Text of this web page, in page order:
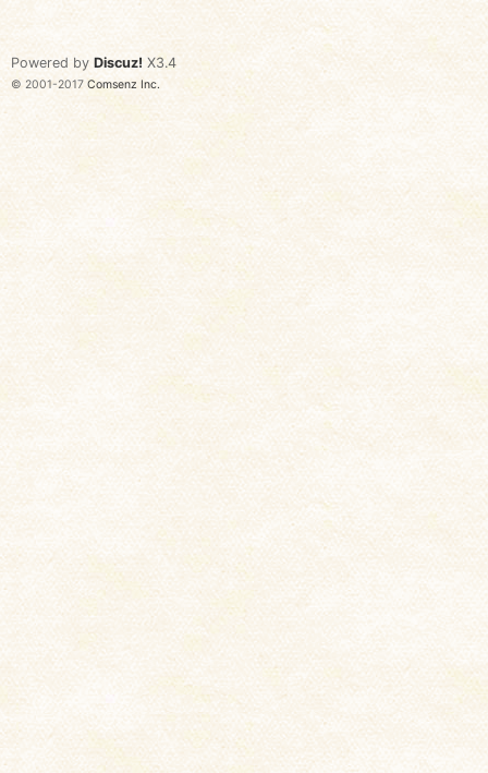
Powered by Discuz! X3.4
© 2001-2017 Comsenz Inc.